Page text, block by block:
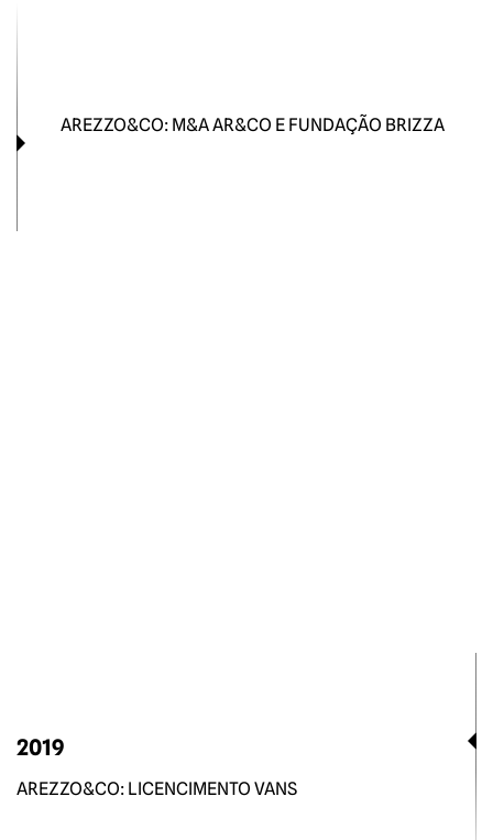
AREZZO&CO: M&A AR&CO E FUNDAÇÃO BRIZZA
2019
AREZZO&CO: LICENCIMENTO VANS